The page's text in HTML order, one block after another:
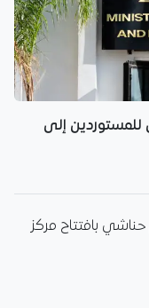
للمستوردين إلى
بافتتاح مركز